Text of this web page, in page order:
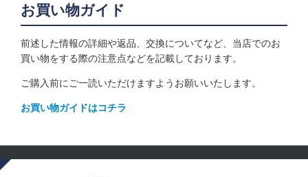
お買い物ガイド
前述した情報の詳細や返品、交換についてなど、当店でのお
買い物をする際の注意点などを記載しております。
ご購入前にご一読いただけますようお願いいたします。
お買い物ガイドはコチラ